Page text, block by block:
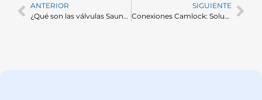
ANTERIOR
¿Qué son las válvulas Saunders y cómo mejoran el control de fluidos en sistemas industriales?
SIGUIENTE
Conexiones Camlock: Soluciones rápidas y seguras para el manejo de líquidos